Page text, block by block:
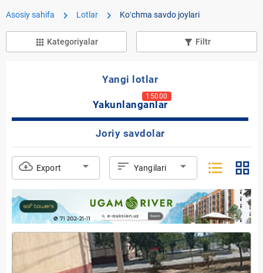
Asosiy sahifa chevron_right Lotlar chevron_right Koʻchma savdo joylari
apps Kategoriyalar filter_list_alt Filtr
Yangi lotlar
15000
Yakunlanganlar
Joriy savdolar
cloud_download Export arrow_drop_down sort Yangilari arrow_drop_down format_list_bulleted grid_view